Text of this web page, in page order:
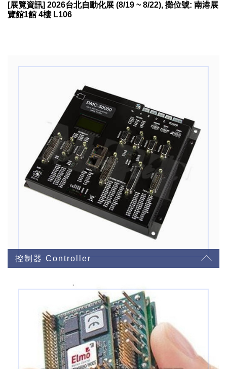
[展覽資訊] 2026台北自動化展 (8/19 ~ 8/22), 攤位號: 南港展
覽館1館 4樓 L106
控制器 Controller
EtherCAT總線控制器
追剪/飛剪/張力控制器